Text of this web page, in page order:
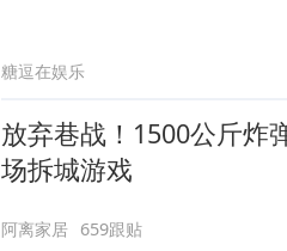
糖逗在娱乐
放弃巷战！1500公斤炸
场拆城游戏
阿离家居 659跟贴